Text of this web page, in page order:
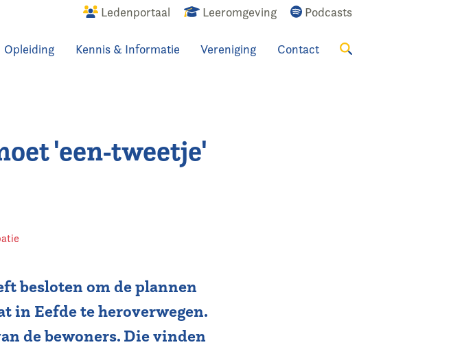
Ledenportaal Leeromgeving Podcasts
Opleiding Kennis & Informatie Vereniging Contact
'een-tweetje'
besloten om de plannen
in Eefde te heroverwegen.
de bewoners. Die vinden